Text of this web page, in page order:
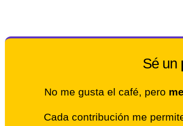
Sé un
No me gusta el café, pero
Cada contribución me